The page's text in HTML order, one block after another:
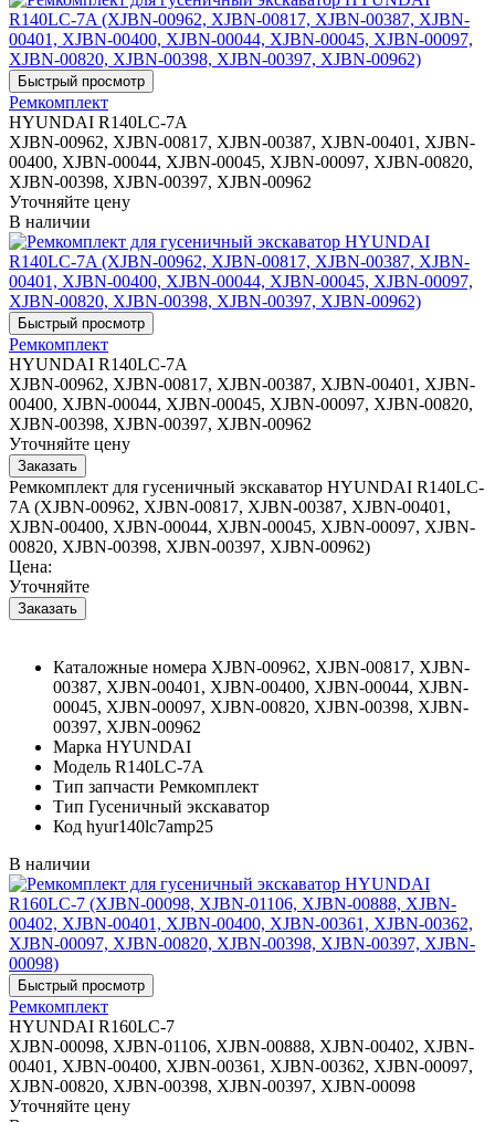
Ремкомплект
HYUNDAI R140LC-7A
XJBN-00962, XJBN-00817, XJBN-00387, XJBN-00401, XJBN-
00400, XJBN-00044, XJBN-00045, XJBN-00097, XJBN-00820,
XJBN-00398, XJBN-00397, XJBN-00962
Уточняйте цену
В наличии
Ремкомплект
HYUNDAI R140LC-7A
XJBN-00962, XJBN-00817, XJBN-00387, XJBN-00401, XJBN-
00400, XJBN-00044, XJBN-00045, XJBN-00097, XJBN-00820,
XJBN-00398, XJBN-00397, XJBN-00962
Уточняйте цену
Ремкомплект для гусеничный экскаватор HYUNDAI R140LC-
7A (XJBN-00962, XJBN-00817, XJBN-00387, XJBN-00401,
XJBN-00400, XJBN-00044, XJBN-00045, XJBN-00097, XJBN-
00820, XJBN-00398, XJBN-00397, XJBN-00962)
Цена:
Уточняйте
Каталожные номера XJBN-00962, XJBN-00817, XJBN-
00387, XJBN-00401, XJBN-00400, XJBN-00044, XJBN-
00045, XJBN-00097, XJBN-00820, XJBN-00398, XJBN-
00397, XJBN-00962
Марка HYUNDAI
Модель R140LC-7A
Тип запчасти Ремкомплект
Тип Гусеничный экскаватор
Код hyur140lc7amp25
В наличии
Ремкомплект
HYUNDAI R160LC-7
XJBN-00098, XJBN-01106, XJBN-00888, XJBN-00402, XJBN-
00401, XJBN-00400, XJBN-00361, XJBN-00362, XJBN-00097,
XJBN-00820, XJBN-00398, XJBN-00397, XJBN-00098
Уточняйте цену